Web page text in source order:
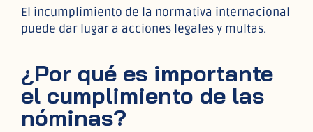
El incumplimiento de la normativa internacional
puede dar lugar a acciones legales y multas.
¿Por qué es importante
el cumplimiento de las
nóminas?